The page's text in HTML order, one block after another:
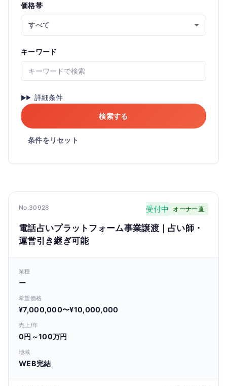
価格帯
キーワード
詳細条件
検索する
条件をリセット
No.30928 受付中 オーナー直
電話占いプラットフォーム事業譲渡｜占い師・
運営引き継ぎ可能
業種
ー
希望価格
¥7,000,000〜¥10,000,000
売上/年
0円～100万円
地域
WEB完結